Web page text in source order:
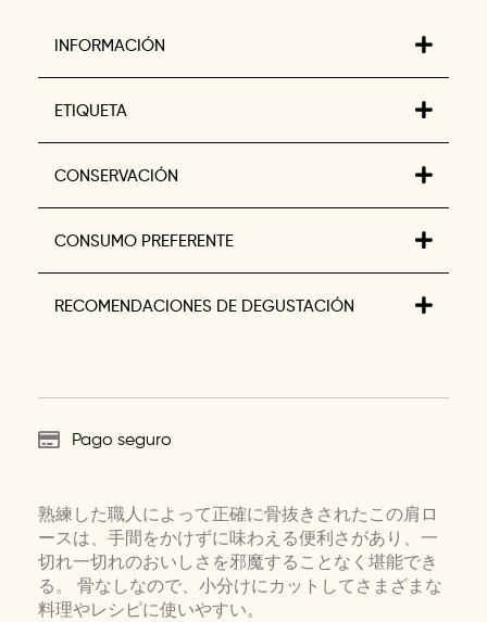
INFORMACIÓN
ETIQUETA
CONSERVACIÓN
CONSUMO PREFERENTE
RECOMENDACIONES DE DEGUSTACIÓN
Pago seguro
熟練した職人によって正確に骨抜きされたこの肩ロ
ースは、手間をかけずに味わえる便利さがあり、一
切れ一切れのおいしさを邪魔することなく堪能でき
る。 骨なしなので、小分けにカットしてさまざまな
料理やレシピに使いやすい。